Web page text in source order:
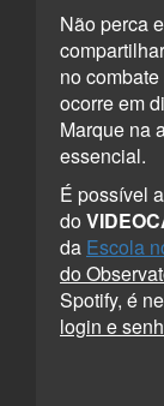
Não perca
no
ocorre em
Marque na
essencial.
É possível
do
da Escola
do
Spotify, é
login e